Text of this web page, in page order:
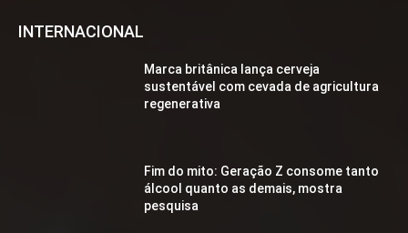
INTERNACIONAL
Marca britânica lança cerveja
sustentável com cevada de agricultura
regenerativa
Fim do mito: Geração Z consome tanto
álcool quanto as demais, mostra
pesquisa